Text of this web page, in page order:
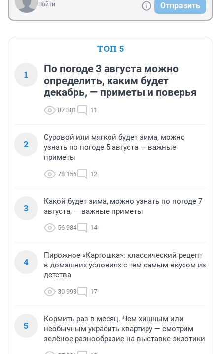
Войти
Отправить
ТОП 5
1
По погоде 3 августа можно
определить, каким будет
декабрь, — приметы и поверья
87 381 11
2
Суровой или мягкой будет зима, можно
узнать по погоде 5 августа — важные
приметы
78 156 12
3
Какой будет зима, можно узнать по погоде 7
августа, — важные приметы
56 984 14
4
Пирожное «Картошка»: классический рецепт
в домашних условиях с тем самым вкусом из
детства
30 993 17
5
Кормить раз в месяц. Чем хищным или
необычным украсить квартиру — смотрим
зелёное разнообразие на выставке экзотики